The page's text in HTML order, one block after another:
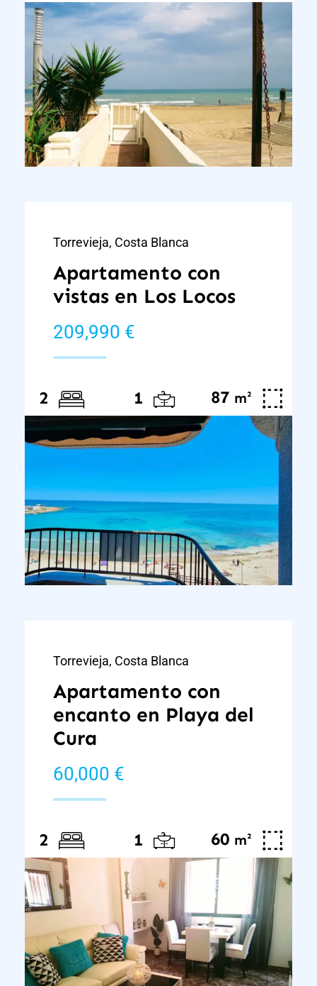
Torrevieja, Costa Blanca
Apartamento con
vistas en Los Locos
209,990 €
2 1 87 m²
Torrevieja, Costa Blanca
Apartamento con
encanto en Playa del
Cura
60,000 €
2 1 60 m²